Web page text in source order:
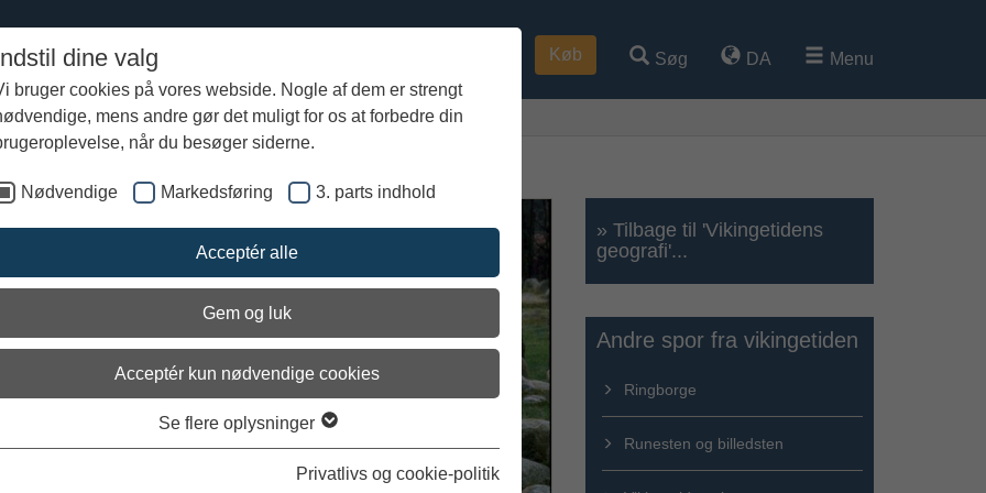
dine valg
bruger cookies på vores webside. Nogle af dem er strengt
mens andre gør det muligt for os at forbedre din
når du besøger siderne.
Nødvendige Markedsføring 3. parts indhold
Acceptér alle
Gem og luk
Acceptér kun nødvendige cookies
Se flere oplysninger
Privatlivs og cookie-politik
Køb Søg DA Menu
i Danmark Skibssætninger
» Tilbage til 'Vikingetidens
geografi'...
Andre spor fra vikingetiden
Ringborge
Runesten og billedsten